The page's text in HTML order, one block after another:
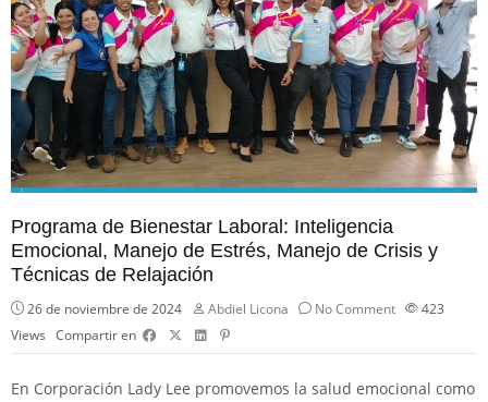
Programa de Bienestar Laboral: Inteligencia
Emocional, Manejo de Estrés, Manejo de Crisis y
Técnicas de Relajación
26 de noviembre de 2024 Abdiel Licona No Comment
423
Views Compartir en
En Corporación Lady Lee promovemos la salud emocional como